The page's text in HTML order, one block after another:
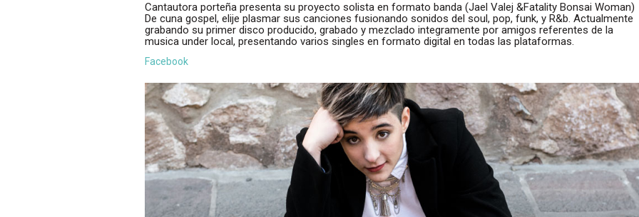
Cantautora porteña presenta su proyecto solista en formato banda (Jael Valej &Fatality Bonsai Woman)
De cuna gospel, elije plasmar sus canciones fusionando sonidos del soul, pop, funk, y R&b. Actualmente
grabando su primer disco producido, grabado y mezclado integramente por amigos referentes de la
musica under local, presentando varios singles en formato digital en todas las plataformas.
Facebook